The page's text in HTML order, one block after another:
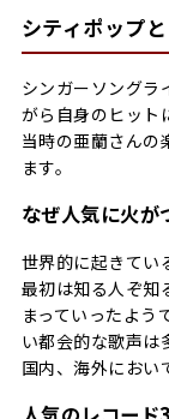
シティポップ
シンガーソングラ
がら自身のヒット
当時の亜蘭さんの
ます。
なぜ人気に火が
世界的に起きてい
最初は知る人ぞ知
まっていったよう
い都会的な歌声は
国内、海外におい